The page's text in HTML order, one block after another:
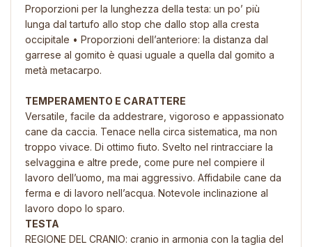
Proporzioni per la lunghezza della testa: un po’ più
lunga dal tartufo allo stop che dallo stop alla cresta
occipitale • Proporzioni dell’anteriore: la distanza dal
garrese al gomito è quasi uguale a quella dal gomito a
metà metacarpo.
TEMPERAMENTO E CARATTERE
Versatile, facile da addestrare, vigoroso e appassionato
cane da caccia. Tenace nella circa sistematica, ma non
troppo vivace. Di ottimo fiuto. Svelto nel rintracciare la
selvaggina e altre prede, come pure nel compiere il
lavoro dell’uomo, ma mai aggressivo. Affidabile cane da
ferma e di lavoro nell’acqua. Notevole inclinazione al
lavoro dopo lo sparo.
TESTA
REGIONE DEL CRANIO: cranio in armonia con la taglia del